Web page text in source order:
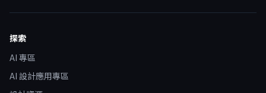
探索
AI 專區
AI 設計應用專區